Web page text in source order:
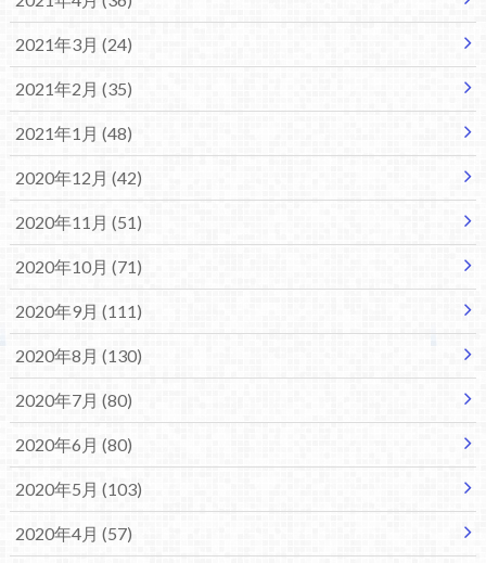
2021年3月 (24)
2021年2月 (35)
2021年1月 (48)
2020年12月 (42)
2020年11月 (51)
2020年10月 (71)
2020年9月 (111)
2020年8月 (130)
2020年7月 (80)
2020年6月 (80)
2020年5月 (103)
2020年4月 (57)